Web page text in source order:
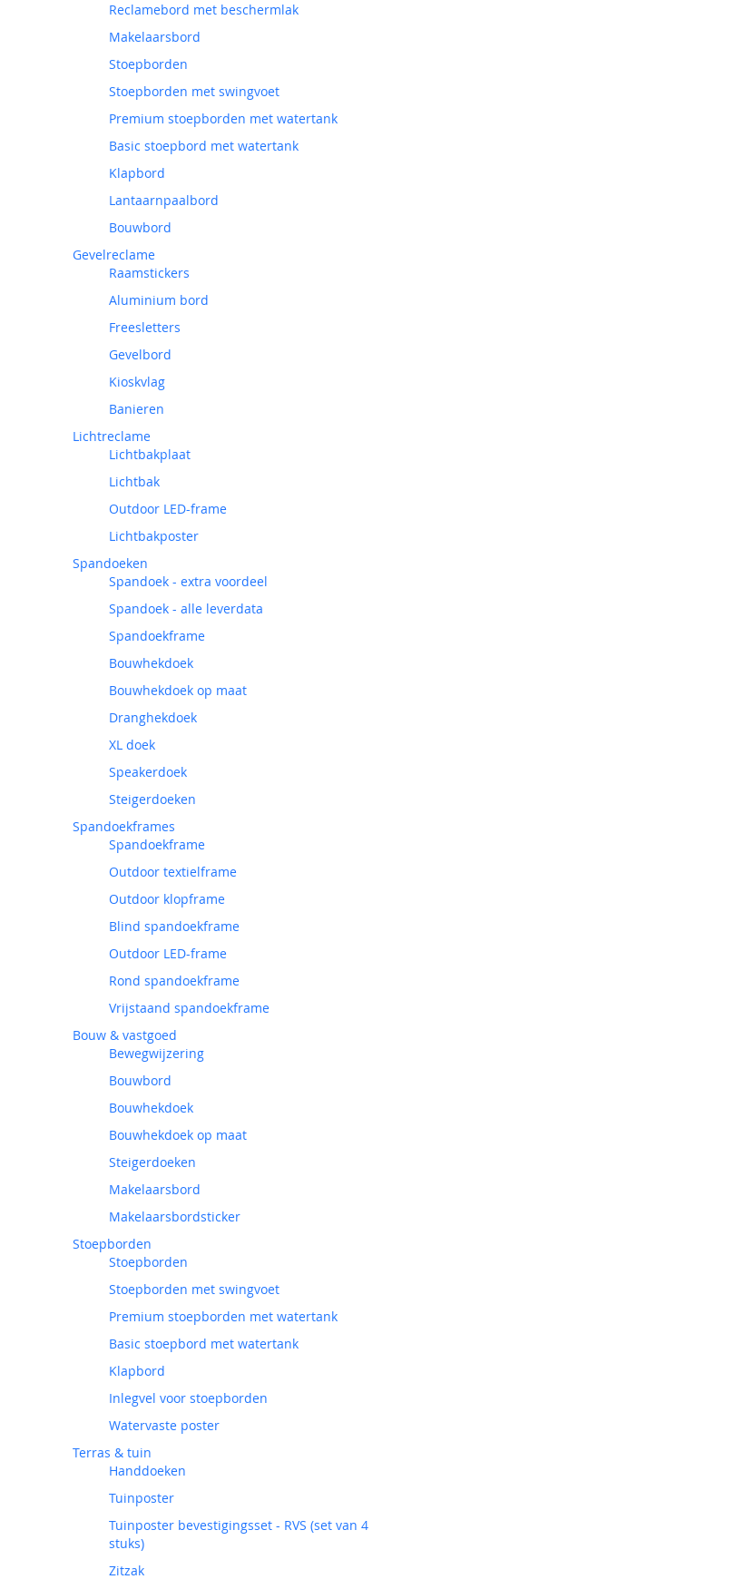
Reclamebord met beschermlak
Makelaarsbord
Stoepborden
Stoepborden met swingvoet
Premium stoepborden met watertank
Basic stoepbord met watertank
Klapbord
Lantaarnpaalbord
Bouwbord
Gevelreclame
Raamstickers
Aluminium bord
Freesletters
Gevelbord
Kioskvlag
Banieren
Lichtreclame
Lichtbakplaat
Lichtbak
Outdoor LED-frame
Lichtbakposter
Spandoeken
Spandoek - extra voordeel
Spandoek - alle leverdata
Spandoekframe
Bouwhekdoek
Bouwhekdoek op maat
Dranghekdoek
XL doek
Speakerdoek
Steigerdoeken
Spandoekframes
Spandoekframe
Outdoor textielframe
Outdoor klopframe
Blind spandoekframe
Outdoor LED-frame
Rond spandoekframe
Vrijstaand spandoekframe
Bouw & vastgoed
Bewegwijzering
Bouwbord
Bouwhekdoek
Bouwhekdoek op maat
Steigerdoeken
Makelaarsbord
Makelaarsbordsticker
Stoepborden
Stoepborden
Stoepborden met swingvoet
Premium stoepborden met watertank
Basic stoepbord met watertank
Klapbord
Inlegvel voor stoepborden
Watervaste poster
Terras & tuin
Handdoeken
Tuinposter
Tuinposter bevestigingsset - RVS (set van 4
stuks)
Zitzak